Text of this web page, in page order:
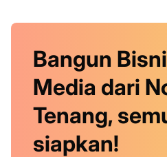
Bangun
Media dari
Tenang,
siapkan!